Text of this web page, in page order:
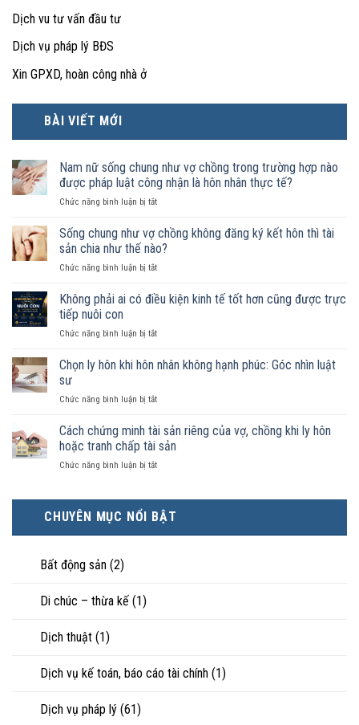
Dịch vu tư vấn đầu tư
Dịch vụ pháp lý BĐS
Xin GPXD, hoàn công nhà ở
BÀI VIẾT MỚI
Nam nữ sống chung như vợ chồng trong trường hợp nào
được pháp luật công nhận là hôn nhân thực tế?
Chức năng bình luận bị tắtở
nữ
sống
chung
như
chồng
hợp
được
công
là
hôn
Sống chung như vợ chồng không đăng ký kết hôn thì tài
sản chia như thế nào?
Chức năng bình luận bị tắtở
chung
chồng
đăng
hôn
tài
sản
như
nào?
Không phải ai có điều kiện kinh tế tốt hơn cũng được trực
tiếp nuôi con
Chức năng bình luận bị tắtở
phải
điều
kinh
tế
hơn
trực
tiếp
nuôi
Chọn ly hôn khi hôn nhân không hạnh phúc: Góc nhìn luật
sư
Chức năng bình luận bị tắtở
ly
hôn
khi
hôn
hạnh
phúc:
Góc
Cách chứng minh tài sản riêng của vợ, chồng khi ly hôn
hoặc tranh chấp tài sản
Chức năng bình luận bị tắtở
tài
sản
chấp
CHUYÊN MỤC NỔI BẬT
Bất động sản (2)
Di chúc – thừa kế (1)
Dịch thuật (1)
Dịch vụ kế toán, báo cáo tài chính (1)
Dịch vụ pháp lý (61)